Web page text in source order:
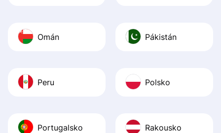
Omán Pákistán
Peru Polsko
Portugalsko Rakousko